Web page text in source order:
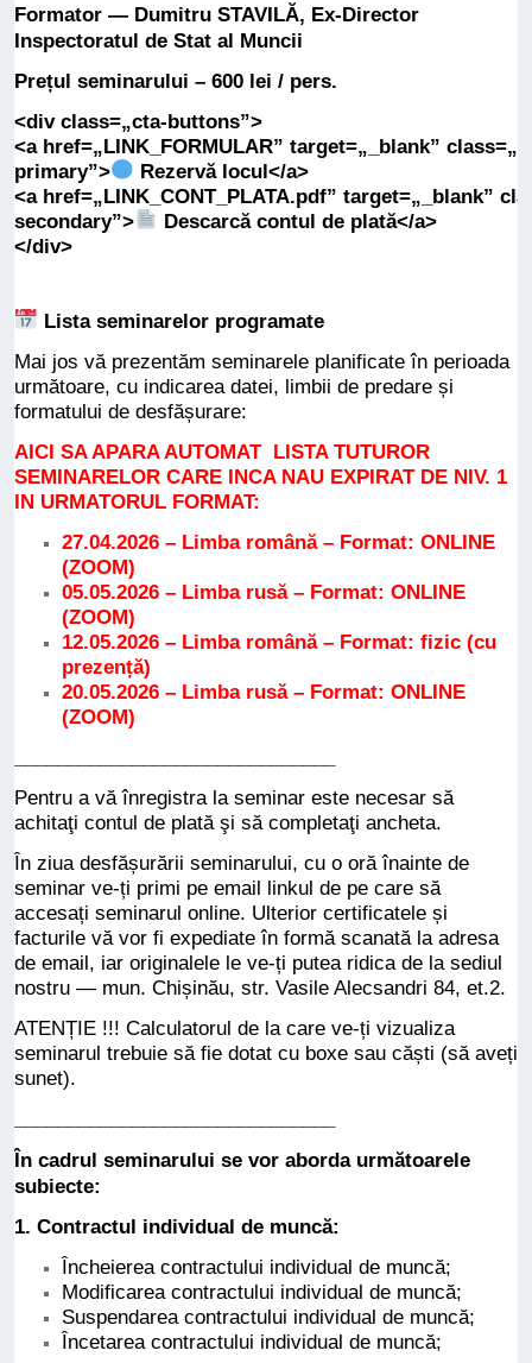
Formator — Dumitru STAVILĂ, Ex-Director
Inspectoratul de Stat al Muncii
Prețul seminarului – 600 lei / pers.
<div class=„cta-buttons”>
<a href=„LINK_FORMULAR” target=„_blank” class=
primary”> Rezervă locul</a>
<a href=„LINK_CONT_PLATA.pdf” target=„_blank”
secondary”> Descarcă contul de plată</a>
</div>
Lista seminarelor programate
Mai jos vă prezentăm seminarele planificate în perioada
următoare, cu indicarea datei, limbii de predare și
formatului de desfășurare:
AICI SA APARA AUTOMAT LISTA TUTUROR
SEMINARELOR CARE INCA NAU EXPIRAT DE NIV. 1
IN URMATORUL FORMAT:
27.04.2026 – Limba română – Format: ONLINE
(ZOOM)
05.05.2026 – Limba rusă – Format: ONLINE
(ZOOM)
12.05.2026 – Limba română – Format: fizic (cu
prezență)
20.05.2026 – Limba rusă – Format: ONLINE
(ZOOM)
Pentru a vă înregistra la seminar este necesar să
achitaţi contul de plată şi să completaţi ancheta.
În ziua desfășurării seminarului, cu o oră înainte de
seminar ve-ți primi pe email linkul de pe care să
accesați seminarul online. Ulterior certificatele și
facturile vă vor fi expediate în formă scanată la adresa
de email, iar originalele le ve-ți putea ridica de la sediul
nostru — mun. Chișinău, str. Vasile Alecsandri 84, et.2.
ATENȚIE !!! Calculatorul de la care ve-ți vizualiza
seminarul trebuie să fie dotat cu boxe sau căști (să aveți
sunet).
În cadrul seminarului se vor aborda următoarele
subiecte:
1. Contractul individual de muncă:
Încheierea contractului individual de muncă;
Modificarea contractului individual de muncă;
Suspendarea contractului individual de muncă;
Încetarea contractului individual de muncă;